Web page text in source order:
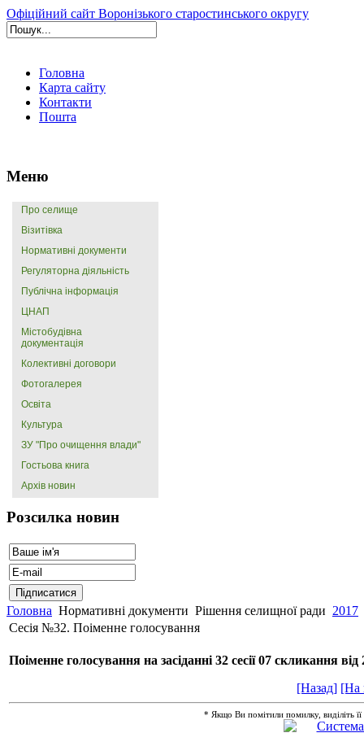
Офіційний сайт Воронізького старостинського округу
Головна
Карта сайту
Контакти
Пошта
Меню
Про селище
Візитівка
Нормативні документи
Регуляторна діяльність
Публічна інформація
ЦНАП
Містобудівна
документація
Колективні договори
Фотогалерея
Освіта
Культура
ЗУ "Про очищення влади"
Гостьова книга
Архів новин
Розсилка новин
Головна Нормативні документи Рішення селищної ради 2017
Сесія №32. Поіменне голосування
Поіменне голосування на засіданні 32 сесії 07 скликання
[Назад] [На
* Якщо Ви помітили помилку, виділіть